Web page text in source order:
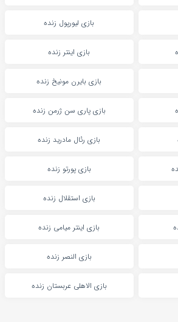
بازی لیورپول زنده
بازی اینتر زنده
بازی بایرن مونیخ زنده
بازی پاری سن ژرمن زنده
بازی رئال مادرید زنده
بازی پورتو زنده
بازی استقلال زنده
بازی اینتر میامی زنده
بازی النصر زنده
بازی الاهلی عربستان زنده